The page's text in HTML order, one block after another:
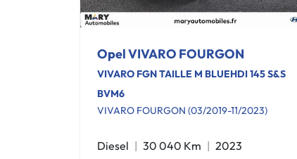
Opel VIVARO FOURGON
VIVARO FGN TAILLE M BLUEHDI 145 S&S
BVM6
VIVARO FOURGON (03/2019-11/2023)
Diesel 30 040 Km
2023